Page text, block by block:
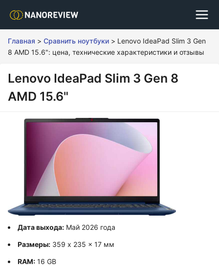
Главная > Сравнить ноутбуки > Lenovo IdeaPad Slim 3 Gen
8 AMD 15.6": цена, технические характеристики и отзывы
Lenovo IdeaPad Slim 3 Gen 8
AMD 15.6"
Дата выхода: Май 2026 года
Размеры: 359 x 235 x 17 мм
RAM: 16 GB